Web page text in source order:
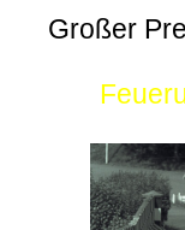
Großer